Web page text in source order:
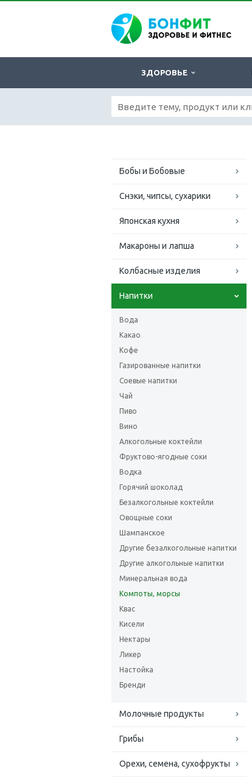
ЗДОРОВЬЕ
Бобы и Бобовые
Снэки, чипсы, сухарики
Японская кухня
Макароны и лапша
Колбасные изделия
Напитки
Вода
Какао
Кофе
Газированные напитки
Соевые напитки
Чай
Пиво
Вино
Алкогольные коктейли
Фруктово-ягодные соки
Водка
Горячий шоколад
Безалкогольные коктейли
Овощные соки
Шампанское
Другие безалкогольные напитки
Другие алкогольные напитки
Минеральная вода
Компоты, морсы
Квас
Кисели
Нектары
Ликер
Настойка
Бренди
Молочные продукты
Грибы
Орехи, семена, сухофрукты